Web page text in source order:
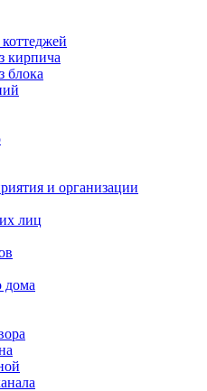
кирпича
блока
и организации
лиц
дома